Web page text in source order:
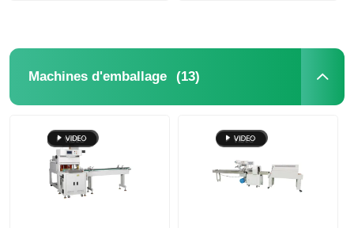
Machines d'emballage (13)